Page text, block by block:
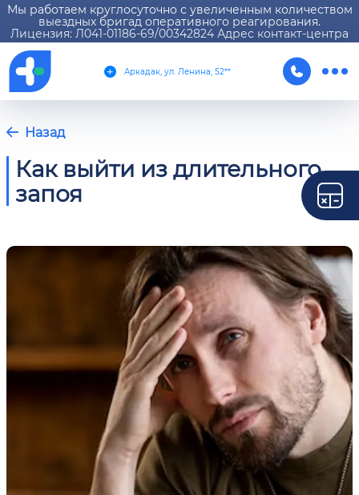
Мы работаем круглосуточно с увеличенным количеством
выездных бригад оперативного реагирования.
Лицензия: Л041-01186-69/00342824 Адрес контакт-центра
Аркадак, ул. Ленина, 52**
Назад
Как выйти из длительного
запоя